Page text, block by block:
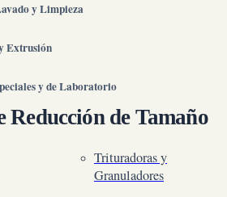
y Limpieza
Extrusión
y de Laboratorio
Reducción de Tamaño
Trituradoras y
Granuladores